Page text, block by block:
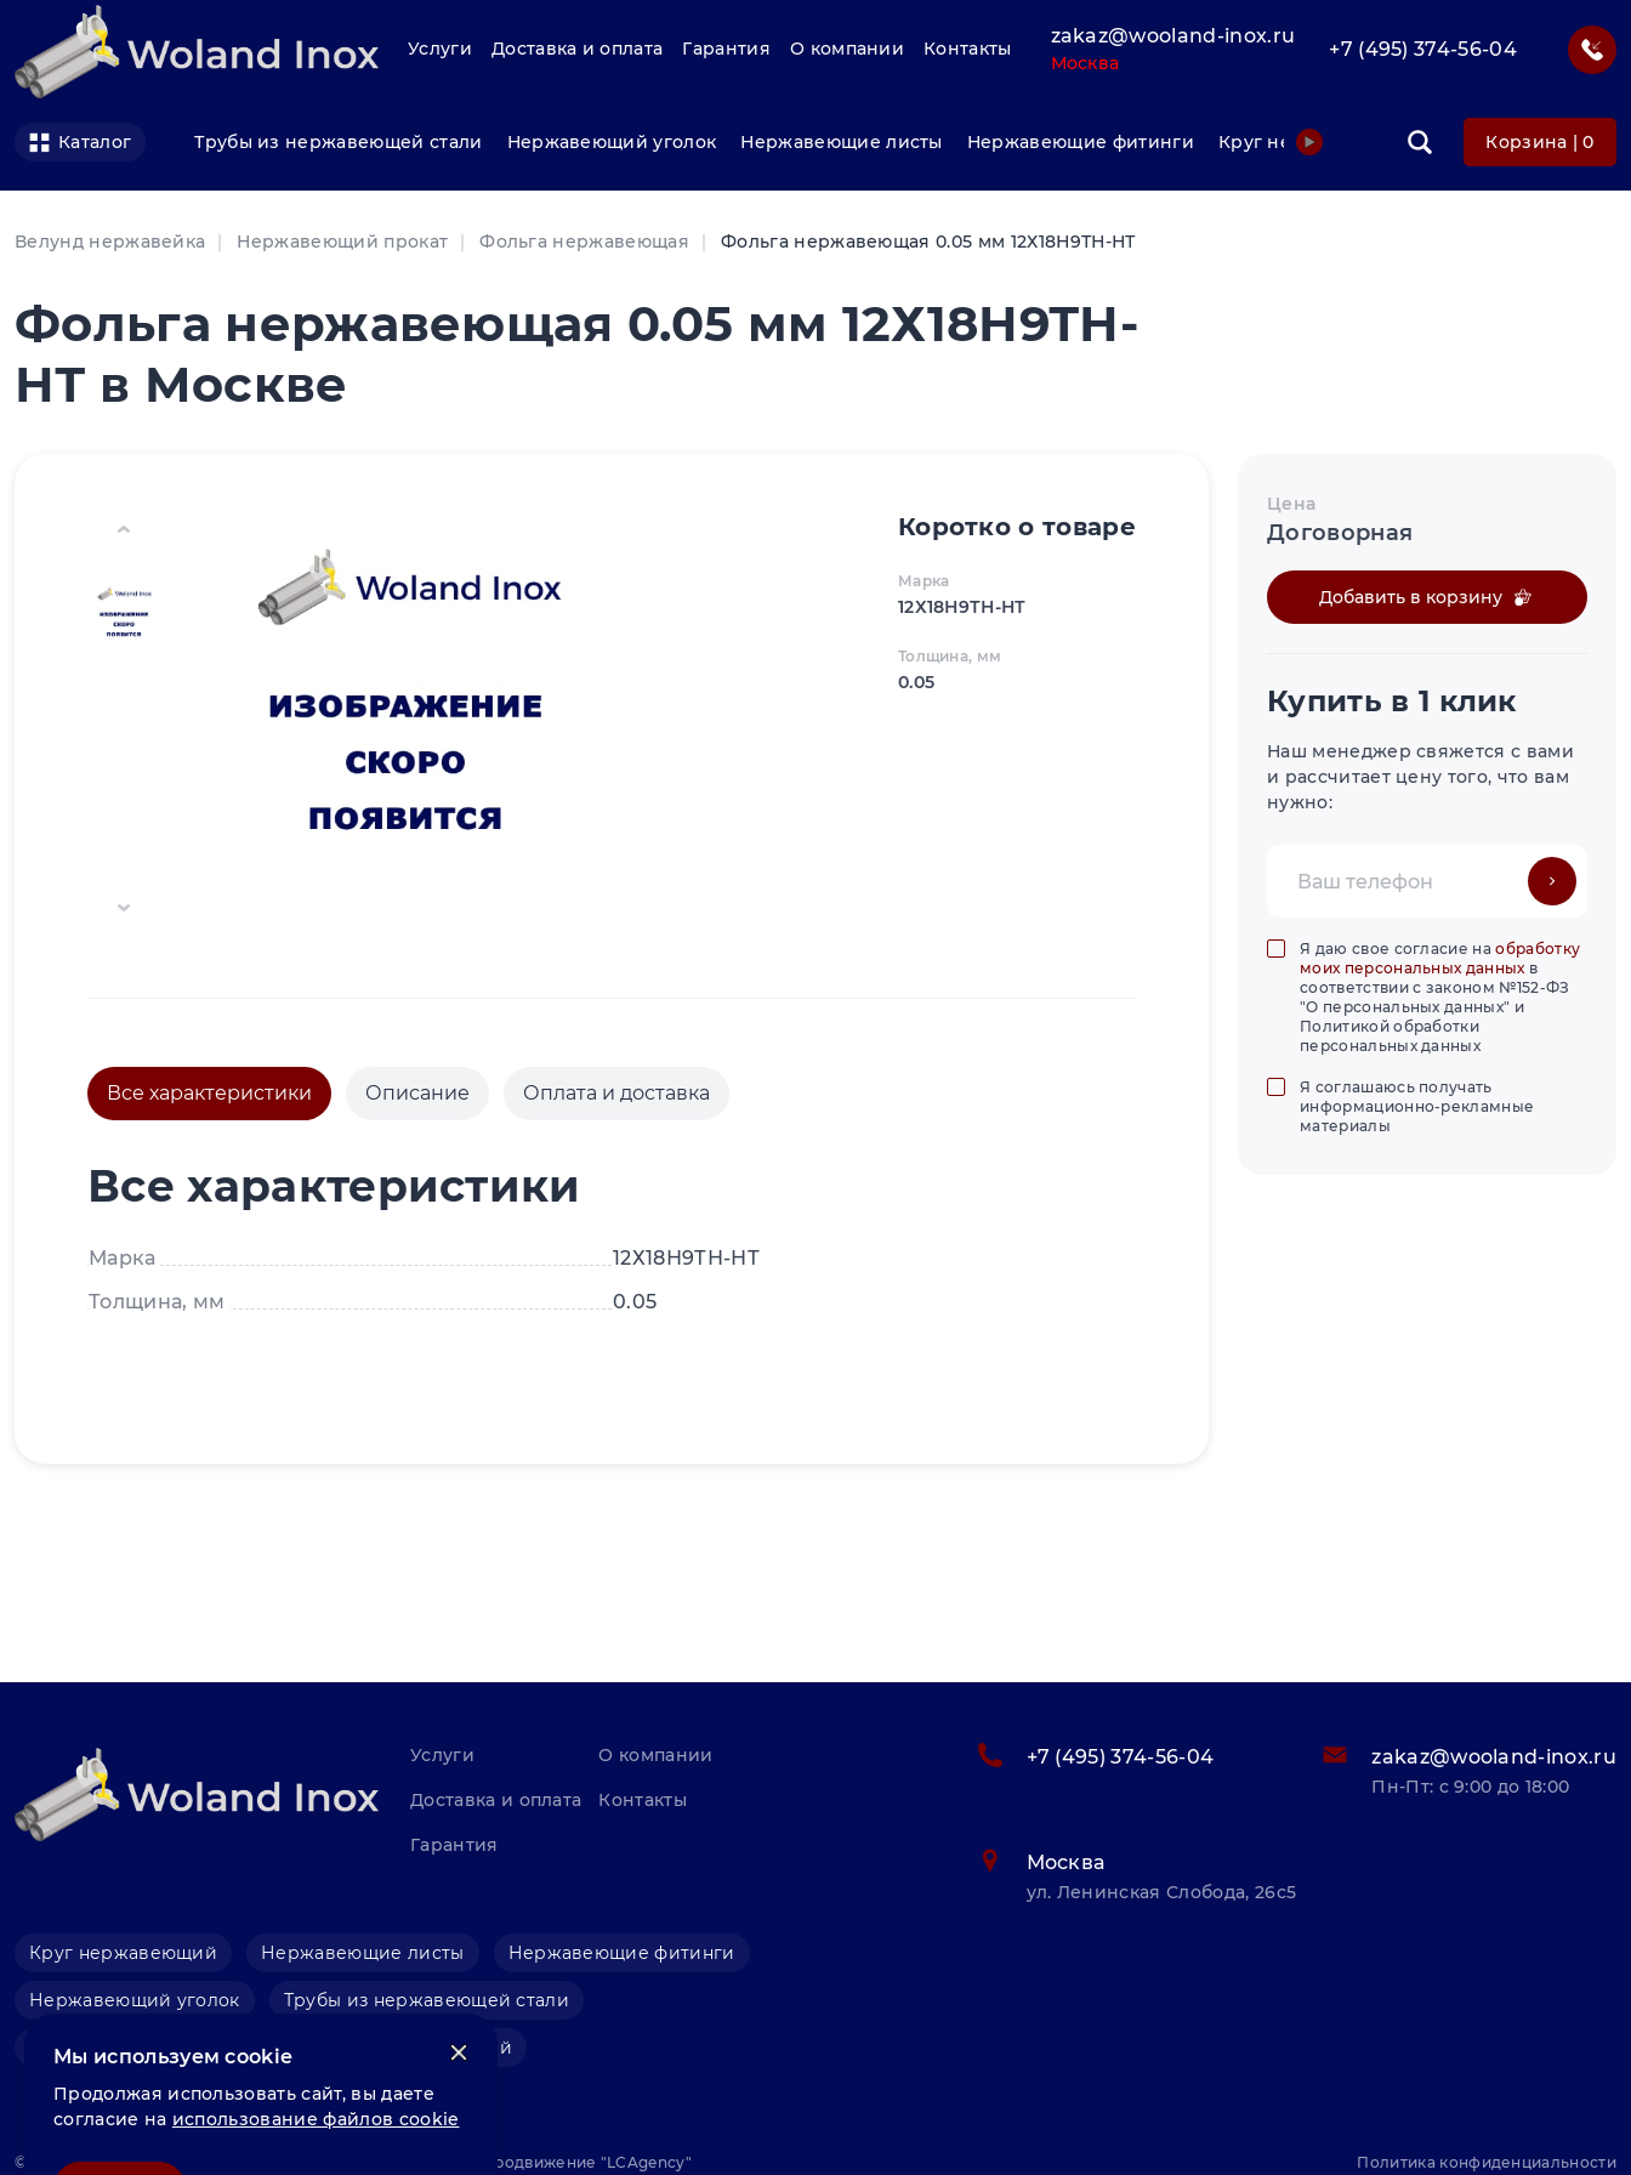
Услуги Доставка и оплата Гарантия О компании Контакты
zakaz@wooland-inox.ru
Москва
+7 (495) 374-56-04
Каталог Трубы из нержавеющей стали Нержавеющий уголок Нержавеющие листы Нержавеющие фитинги Круг нержавеющий ФольгаКорзина |0
Велунд нержавейка Нержавеющий прокат Фольга нержавеющая Фольга нержавеющая 0.05 мм 12Х18Н9ТН-НТ
Фольга нержавеющая 0.05 мм 12Х18Н9ТН-
НТ в Москве
Коротко о товаре
Марка
12Х18Н9ТН-НТ
Толщина, мм
0.05
Все характеристики Описание Оплата и доставка
Все характеристики
Марка
12Х18Н9ТН-НТ
Толщина, мм
0.05
Цена
Договорная
Добавить в корзину
Купить в 1 клик
Наш менеджер свяжется с вами
и рассчитает цену того, что вам
нужно:
Я даю свое согласие наобработку
моих персональных данныхв
соответствии с законом №152-ФЗ
"О персональных данных" и
Политикой обработки
персональных данных
Я соглашаюсь получать
информационно-рекламные
материалы
Услуги
Доставка и оплата
Гарантия
О компании
Контакты
Круг нержавеющий Нержавеющие листы Нержавеющие фитинги
Нержавеющий уголок Трубы из нержавеющей стали
Фольга нержавеющая Швеллер нержавеющий
+7 (495) 374-56-04 zakaz@wooland-inox.ru
Пн-Пт: с 9:00 до 18:00
Москва
ул. Ленинская Слобода, 26с5
© «Велунд нержавейка» 2025, Разработка и комплексное продвижение "LCAgency" Политика конфиденциальности
Мы используем cookie
Продолжая использовать сайт, вы даете
согласие на использование файлов cookie